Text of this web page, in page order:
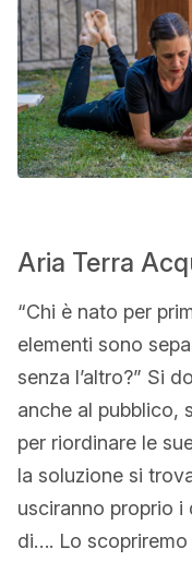
Aria Terra
“Chi è nato per
elementi sono
senza l’altro?” Si
anche al pubblico,
per riordinare le
la soluzione si
usciranno proprio
di…. Lo scopriremo